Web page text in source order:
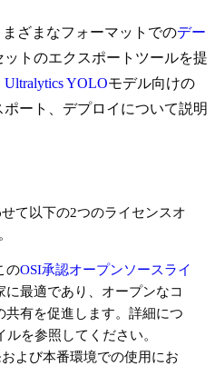
ざまなフォーマットでのデー
ットのエクスポートツールを提
Ultralytics YOLOモデル向けの
ート、デプロイについて説明
て以下の2つのライセンスオ
のOSI承認オープンソースライ
に最適であり、オープンなコ
共有を促進します。詳細につ
ルを参照してください。
よび本番環境での使用にお